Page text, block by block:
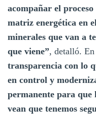
acompañar el
matriz energética en
minerales que van a
que viene”, detalló. En
transparencia con lo
en control y
permanente para que
vean que tenemos